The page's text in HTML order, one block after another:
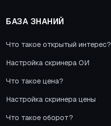
БАЗА ЗНАНИЙ
Что такое открытый интерес?
Настройка скринера ОИ
Что такое цена?
Настройка скринера цены
Что такое оборот?